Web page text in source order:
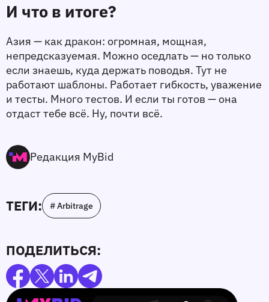
И что в итоге?
Азия — как дракон: огромная, мощная,
непредсказуемая. Можно оседлать — но только
если знаешь, куда держать поводья. Тут не
работают шаблоны. Работает гибкость, уважение
и тесты. Много тестов. И если ты готов — она
отдаст тебе всё. Ну, почти всё.
Редакция MyBid
ТЕГИ: # Arbitrage
ПОДЕЛИТЬСЯ: